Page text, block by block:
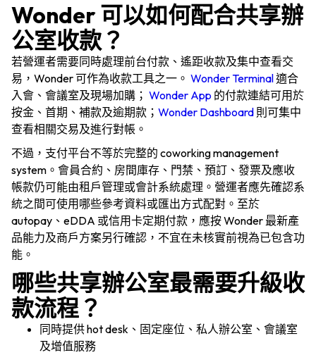
產品
行業
價格
資源
語言
Wonder 可以如何配合共享辦
公室收款？
若營運者需要同時處理前台付款、遙距收款及集中查看交
易，Wonder 可作為收款工具之一。 Wonder Terminal適合
入會、會議室及現場加購； Wonder App 的付款連結可用於
按金、首期、補款及逾期款； Wonder Dashboard 則可集中
查看相關交易及進行對帳。
不過，支付平台不等於完整的 coworking management
system。會員合約、房間庫存、門禁、預訂、發票及應收
帳款仍可能由租戶管理或會計系統處理。營運者應先確認系
統之間可使用哪些參考資料或匯出方式配對。至於
autopay、eDDA 或信用卡定期付款，應按 Wonder 最新產
品能力及商戶方案另行確認，不宜在未核實前視為已包含功
能。
哪些共享辦公室最需要升級收
款流程？
同時提供 hot desk、固定座位、私人辦公室、會議室
及增值服務